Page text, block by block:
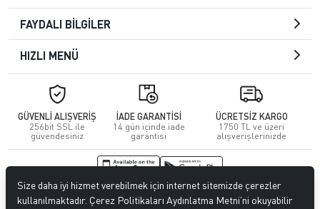
FAYDALI BİLGİLER
HIZLI MENÜ
GÜVENLİ ALIŞVERİŞ
256bit SSL ile
güvendesiniz
İADE GARANTİSİ
14 gün içinde iade
garantisi
ÜCRETSİZ KARGO
1750 TL ve üzeri
alışverişlerinizde
© 2026Kuafördepo. Tüm hakları saklıdır.
Size daha iyi hizmet verebilmek için internet sitemizde çerezler
kullanılmaktadır. Çerez Politikaları Aydınlatma Metni’ni okuyabilir